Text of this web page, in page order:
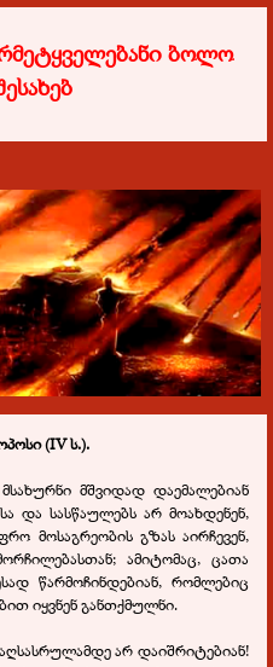
ბოლო
(IV ს.).
მშვიდად დაემალებიან
და სასწაულებს არ მოახდენენ,
მოსაგრეობის გზას აირჩევენ,
ამიტომაც, ცათა
წარმოჩინდებიან, რომლებიც
იყვნენ განთქმულნი.
არ დაიშრიტებიან!